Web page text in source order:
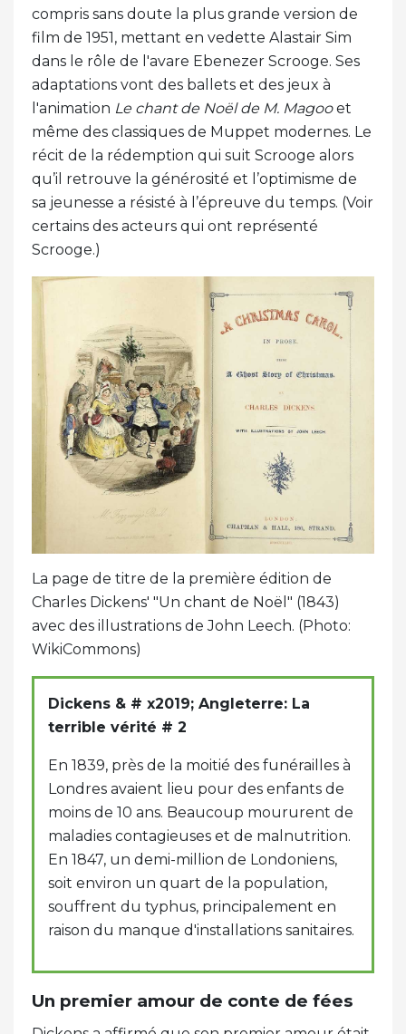
compris sans doute la plus grande version de
film de 1951, mettant en vedette Alastair Sim
dans le rôle de l'avare Ebenezer Scrooge. Ses
adaptations vont des ballets et des jeux à
l'animation Le chant de Noël de M. Magooet
même des classiques de Muppet modernes. Le
récit de la rédemption qui suit Scrooge alors
qu’il retrouve la générosité et l’optimisme de
sa jeunesse a résisté à l’épreuve du temps. (Voir
certains des acteurs qui ont représenté
Scrooge.)
La page de titre de la première édition de
Charles Dickens' "Un chant de Noël" (1843)
avec des illustrations de John Leech. (Photo:
WikiCommons)
Dickens & # x2019; Angleterre: La
terrible vérité # 2
En 1839, près de la moitié des funérailles à
Londres avaient lieu pour des enfants de
moins de 10 ans. Beaucoup moururent de
maladies contagieuses et de malnutrition.
En 1847, un demi-million de Londoniens,
soit environ un quart de la population,
souffrent du typhus, principalement en
raison du manque d'installations sanitaires.
Un premier amour de conte de fées